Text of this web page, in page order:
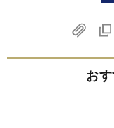
お